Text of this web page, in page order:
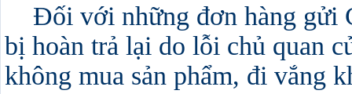
Đối với những đơn hàng gửi
bị hoàn trả lại do lỗi chủ quan
không mua sản phẩm, đi vắng